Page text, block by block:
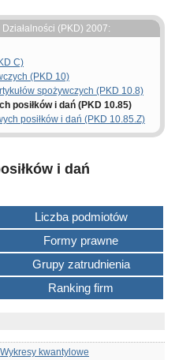
(PKD) 2007:
C)
(PKD 10)
spożywczych (PKD 10.8)
posiłków i dań (PKD 10.85)
posiłków i dań (PKD 10.85.Z)
i dań
Liczba podmiotów
Formy prawne
Grupy zatrudnienia
Ranking firm
Wykresy kwantylowe